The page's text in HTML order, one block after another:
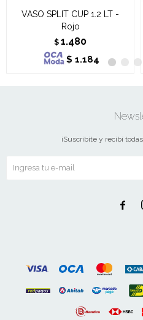
VASO SPLIT CUP 1.2 LT -
Rojo
$ 1.480
$ 1.184
¡Suscribite y recibí
